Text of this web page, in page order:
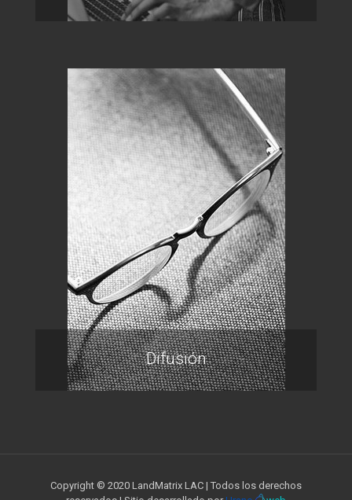
Difusión
Copyright © 2020 LandMatrix LAC | Todos los derechos